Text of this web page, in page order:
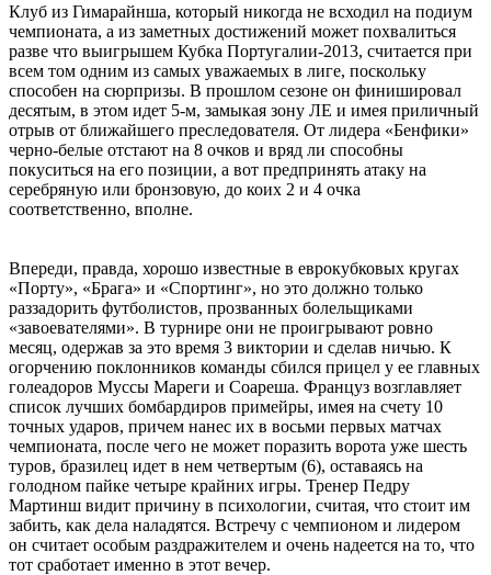
Клуб из Гимарайнша, который никогда не всходил на подиум
чемпионата, а из заметных достижений может похвалиться
разве что выигрышем Кубка Португалии-2013, считается при
всем том одним из самых уважаемых в лиге, поскольку
способен на сюрпризы. В прошлом сезоне он финишировал
десятым, в этом идет 5-м, замыкая зону ЛЕ и имея приличный
отрыв от ближайшего преследователя. От лидера «Бенфики»
черно-белые отстают на 8 очков и вряд ли способны
покуситься на его позиции, а вот предпринять атаку на
серебряную или бронзовую, до коих 2 и 4 очка
соответственно, вполне.
Впереди, правда, хорошо известные в еврокубковых кругах
«Порту», «Брага» и «Спортинг», но это должно только
раззадорить футболистов, прозванных болельщиками
«завоевателями». В турнире они не проигрывают ровно
месяц, одержав за это время 3 виктории и сделав ничью. К
огорчению поклонников команды сбился прицел у ее главных
голеадоров Муссы Мареги и Соареша. Француз возглавляет
список лучших бомбардиров примейры, имея на счету 10
точных ударов, причем нанес их в восьми первых матчах
чемпионата, после чего не может поразить ворота уже шесть
туров, бразилец идет в нем четвертым (6), оставаясь на
голодном пайке четыре крайних игры. Тренер Педру
Мартинш видит причину в психологии, считая, что стоит им
забить, как дела наладятся. Встречу с чемпионом и лидером
он считает особым раздражителем и очень надеется на то, что
тот сработает именно в этот вечер.